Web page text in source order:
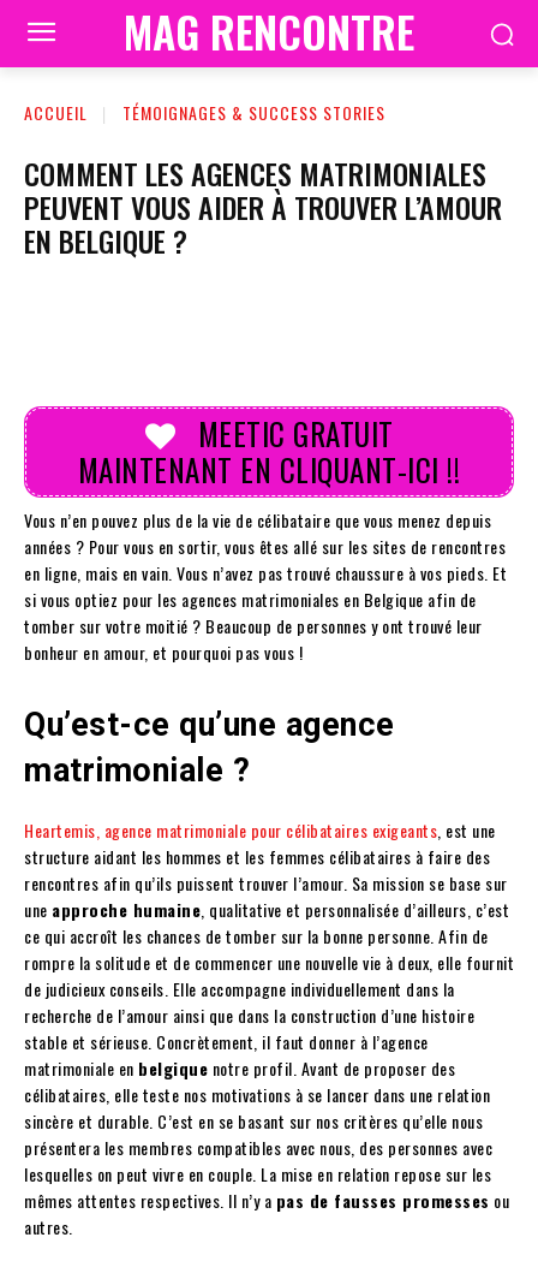
MAG RENCONTRE
ACCUEIL TÉMOIGNAGES & SUCCESS STORIES
COMMENT LES AGENCES MATRIMONIALES
PEUVENT VOUS AIDER À TROUVER L’AMOUR
EN BELGIQUE ?
MEETIC GRATUIT
MAINTENANT EN CLIQUANT-ICI !!
Vous n’en pouvez plus de la vie de célibataire que vous menez depuis
années ? Pour vous en sortir, vous êtes allé sur les sites de rencontres
en ligne, mais en vain. Vous n’avez pas trouvé chaussure à vos pieds. Et
si vous optiez pour les agences matrimoniales en Belgique afin de
tomber sur votre moitié ? Beaucoup de personnes y ont trouvé leur
bonheur en amour, et pourquoi pas vous !
Qu’est-ce qu’une agence
matrimoniale ?
Heartemis, agence matrimoniale pour célibataires exigeants, est une
structure aidant les hommes et les femmes célibataires à faire des
rencontres afin qu’ils puissent trouver l’amour. Sa mission se base sur
une approche humaine, qualitative et personnalisée d’ailleurs, c’est
ce qui accroît les chances de tomber sur la bonne personne. Afin de
rompre la solitude et de commencer une nouvelle vie à deux, elle fournit
de judicieux conseils. Elle accompagne individuellement dans la
recherche de l’amour ainsi que dans la construction d’une histoire
stable et sérieuse. Concrètement, il faut donner à l’agence
matrimoniale en belgique notre profil. Avant de proposer des
célibataires, elle teste nos motivations à se lancer dans une relation
sincère et durable. C’est en se basant sur nos critères qu’elle nous
présentera les membres compatibles avec nous, des personnes avec
lesquelles on peut vivre en couple. La mise en relation repose sur les
mêmes attentes respectives. Il n’y a pas de fausses promesses ou
autres.